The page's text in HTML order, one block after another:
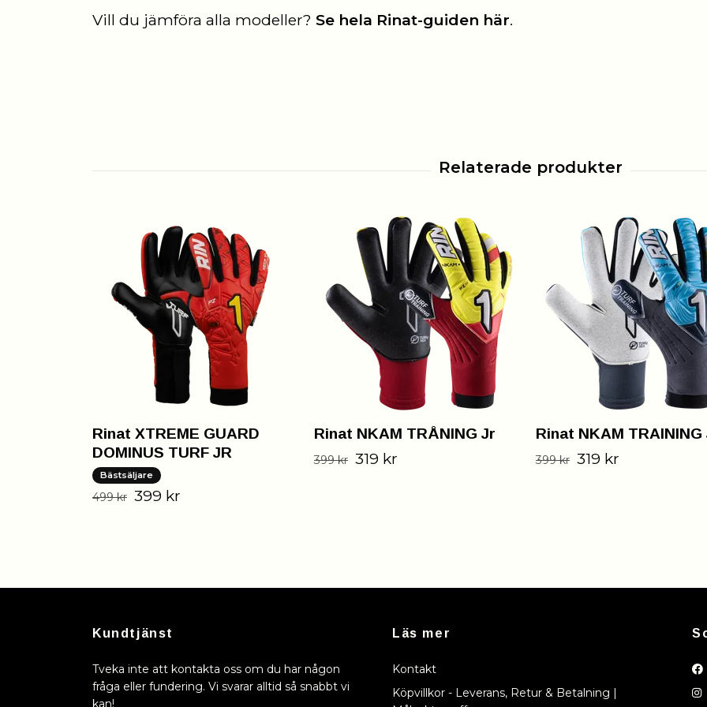
Vill du jämföra alla modeller? Se hela Rinat-guiden här.
Rinat XTREME GUARD
DOMINUS TURF JR
Bästsäljare
499 kr 399 kr
Rinat NKAM TRÅNING Jr
399 kr 319 kr
Rinat NKAM TRAINING
399 kr 319 kr
Kundtjänst
Tveka inte att kontakta oss om du har någon
fråga eller fundering. Vi svarar alltid så snabbt vi
kan!
Läs mer
Kontakt
Köpvillkor - Leverans, Retur & Betalning |